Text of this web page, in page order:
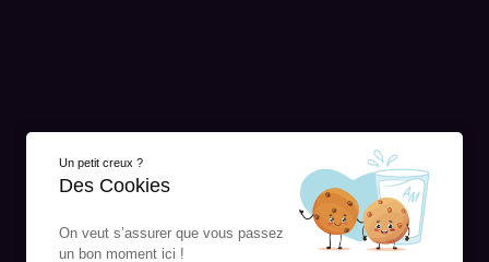
Un petit creux ?
Des Cookies
On veut s’assurer que vous passez
un bon moment ici !